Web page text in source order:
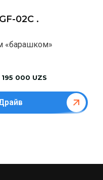
02C .
«барашком»
195 000 UZS